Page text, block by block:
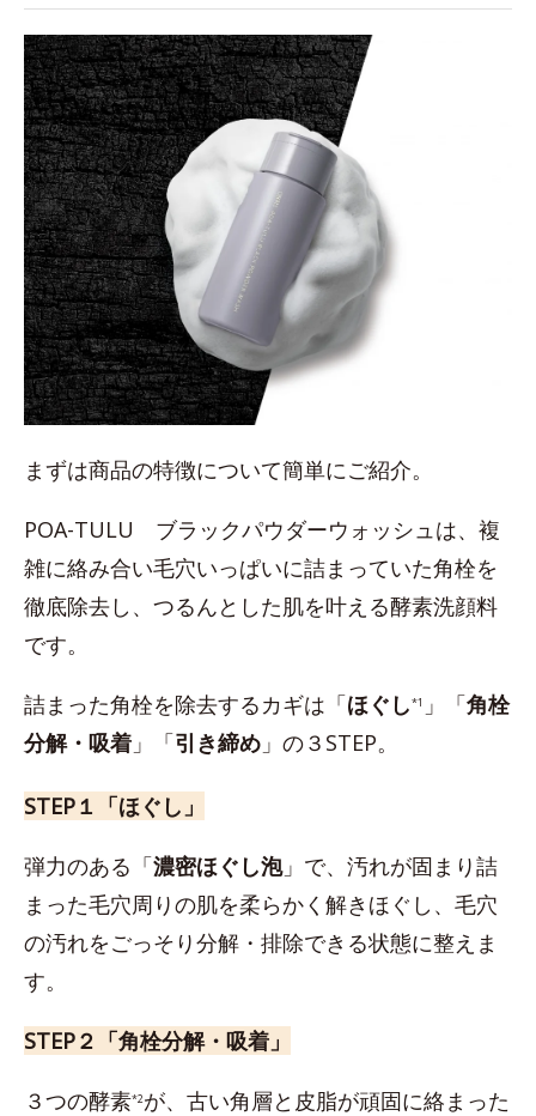
まずは商品の特徴について簡単にご紹介。
POA-TULU ブラックパウダーウォッシュは、複
雑に絡み合い毛穴いっぱいに詰まっていた角栓を
徹底除去し、つるんとした肌を叶える酵素洗顔料
です。
詰まった角栓を除去するカギは「ほぐし*1 」「角栓
分解・吸着 」「引き締め 」の３STEP。
STEP１「ほぐし」
弾力のある「濃密ほぐし泡」で、汚れが固まり詰
まった毛穴周りの肌を柔らかく解きほぐし、毛穴
の汚れをごっそり分解・排除できる状態に整えま
す。
STEP２「角栓分解・吸着」
３つの酵素*2が、古い角層と皮脂が頑固に絡まった